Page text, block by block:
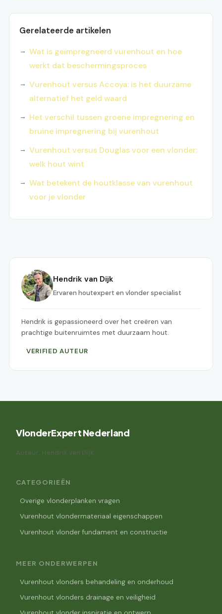
Gerelateerde artikelen
Wat is geïmpregneerd vurenhout en hoe
werkt dat beschermingsproces
Vurenhout versus Accoya: is het duurzame
alternatief het geld waard
Het verschil tussen groene impregnering en
bruine impregnering bij vurenhout
Vurenhout versus Douglas voor een vlonder:
welk hout wint
Wat betekent de houtklasse van vurenhout
voor je vlonder
Hendrik van Dijk
Ervaren houtexpert en vlonder specialist
Hendrik is gepassioneerd over het creëren van
prachtige buitenruimtes met duurzaam hout.
VERIFIED AUTEUR
VlonderExpert Nederland
Auteur: Hendrik van Dijk
CATEGORIEËN
Overige vlonderplanken vragen
Vurenhout vlondermateriaal eigenschappen
Vurenhout vlonder fundament en constructie
MEER ONDERWERPEN
Vurenhout vlonders behandeling en onderhoud
Vurenhout vlonders drainage en veiligheid